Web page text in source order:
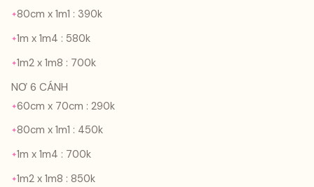
80cm x 1m1 : 390k
1m x 1m4 : 580k
1m2 x 1m8 : 700k
NƠ 6 CÁNH
60cm x 70cm : 290k
80cm x 1m1 : 450k
1m x 1m4 : 700k
1m2 x 1m8 : 850k